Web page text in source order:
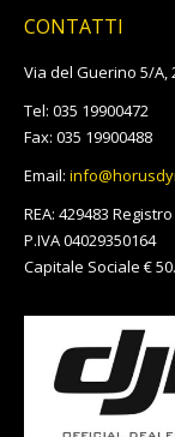
opens
in
window
opens
in
window
opens
in
window
in
CONTATTI
Via del Guerino 5/A,
Tel: 035 19900472
Fax: 035 19900488
Email:
REA: 429483
P.IVA 04029350164
Capitale Sociale €